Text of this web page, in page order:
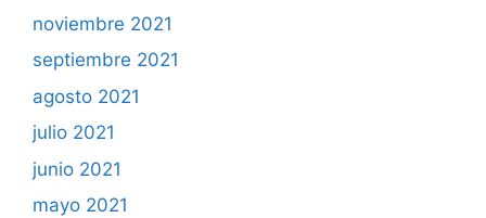
noviembre 2021
septiembre 2021
agosto 2021
julio 2021
junio 2021
mayo 2021